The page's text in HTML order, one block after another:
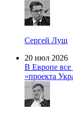
Сергей Лущ
20 июл 2026
В Европе
«проекта